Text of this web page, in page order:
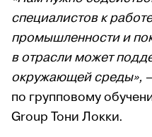
специалистов к
промышленности и
в отрасли может
окружающей среды»,
по групповому
Group Тони Локки.